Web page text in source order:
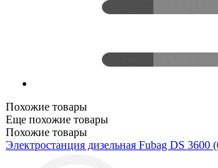
Похожие товары
Еще похожие товары
Похожие товары
Электростанция дизельная Fubag DS 3600